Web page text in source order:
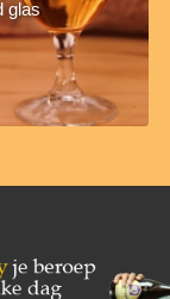
glas